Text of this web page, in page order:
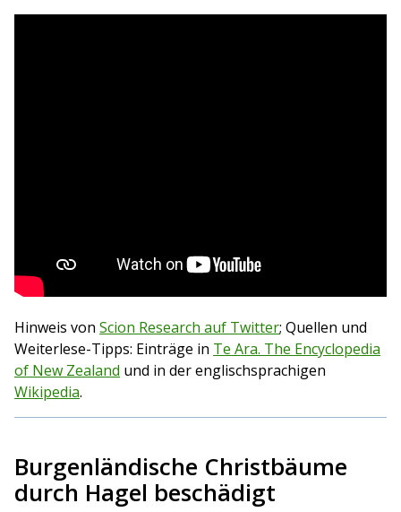
Hinweis von Scion Research auf Twitter; Quellen und
Weiterlese-Tipps: Einträge in Te Ara. The Encyclopedia
of New Zealand und in der englischsprachigen
Wikipedia.
Burgenländische Christbäume
durch Hagel beschädigt